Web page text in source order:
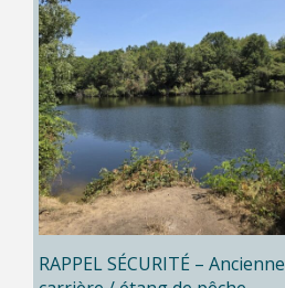
RAPPEL SÉCURITÉ – Ancienne